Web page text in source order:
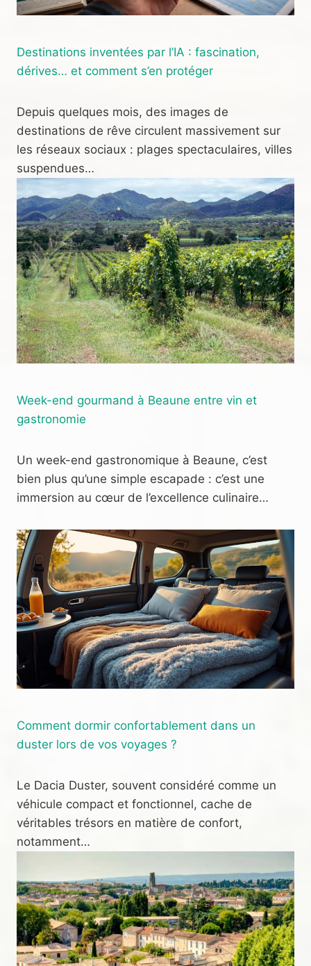
Destinations inventées par l’IA : fascination,
dérives… et comment s’en protéger
Depuis quelques mois, des images de
destinations de rêve circulent massivement sur
les réseaux sociaux : plages spectaculaires, villes
suspendues…
Week-end gourmand à Beaune entre vin et
gastronomie
Un week-end gastronomique à Beaune, c’est
bien plus qu’une simple escapade : c’est une
immersion au cœur de l’excellence culinaire…
Comment dormir confortablement dans un
duster lors de vos voyages ?
Le Dacia Duster, souvent considéré comme un
véhicule compact et fonctionnel, cache de
véritables trésors en matière de confort,
notamment…